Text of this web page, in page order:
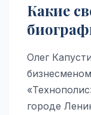
Какие
Олег
городе